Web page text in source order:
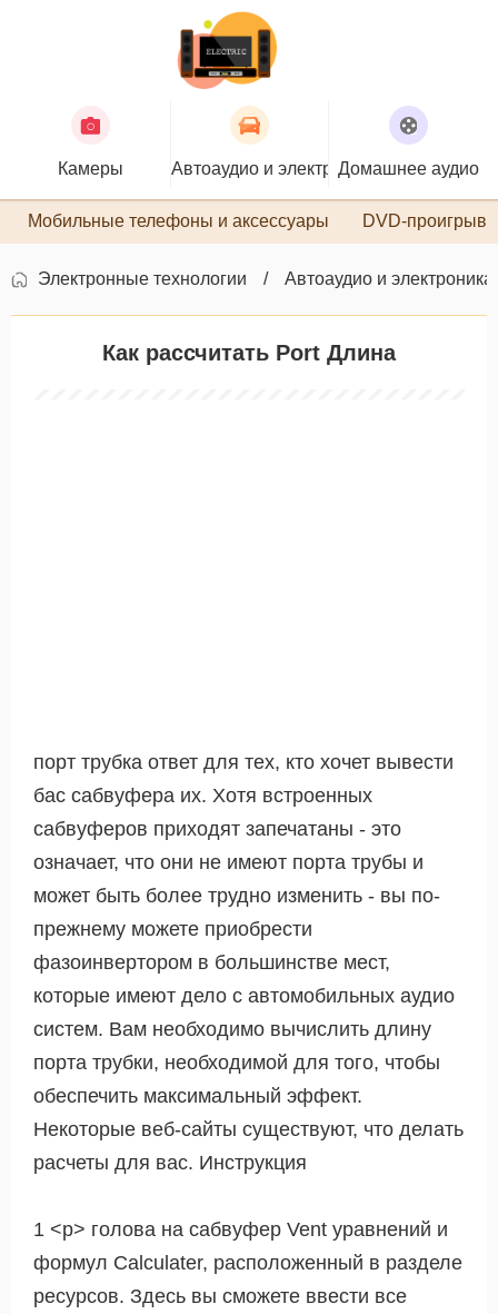
Камеры Автоаудио и электроникаДомашнее аудио
Мобильные телефоны и аксессуары DVD-
Электронные технологии Автоаудио и электроника
Как рассчитать Port Длина
порт трубка ответ для тех, кто хочет вывести
бас сабвуфера их. Хотя встроенных
сабвуферов приходят запечатаны - это
означает, что они не имеют порта трубы и
может быть более трудно изменить - вы по-
прежнему можете приобрести
фазоинвертором в большинстве мест,
которые имеют дело с автомобильных аудио
систем. Вам необходимо вычислить длину
порта трубки, необходимой для того, чтобы
обеспечить максимальный эффект.
Некоторые веб-сайты существуют, что делать
расчеты для вас. Инструкция
1 <р> голова на сабвуфер Vent уравнений и
формул Calculater, расположенный в разделе
ресурсов. Здесь вы сможете ввести все